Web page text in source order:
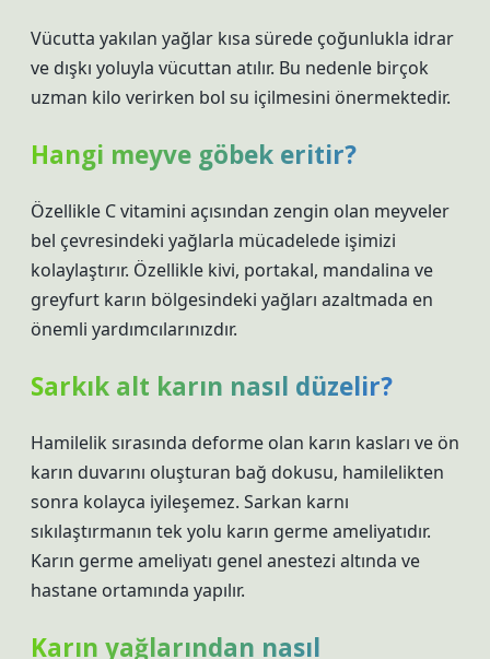
Vücutta yakılan yağlar kısa sürede çoğunlukla idrar
ve dışkı yoluyla vücuttan atılır. Bu nedenle birçok
uzman kilo verirken bol su içilmesini önermektedir.
Hangi meyve göbek eritir?
Özellikle C vitamini açısından zengin olan meyveler
bel çevresindeki yağlarla mücadelede işimizi
kolaylaştırır. Özellikle kivi, portakal, mandalina ve
greyfurt karın bölgesindeki yağları azaltmada en
önemli yardımcılarınızdır.
Sarkık alt karın nasıl düzelir?
Hamilelik sırasında deforme olan karın kasları ve ön
karın duvarını oluşturan bağ dokusu, hamilelikten
sonra kolayca iyileşemez. Sarkan karnı
sıkılaştırmanın tek yolu karın germe ameliyatıdır.
Karın germe ameliyatı genel anestezi altında ve
hastane ortamında yapılır.
Karın yağlarından nasıl